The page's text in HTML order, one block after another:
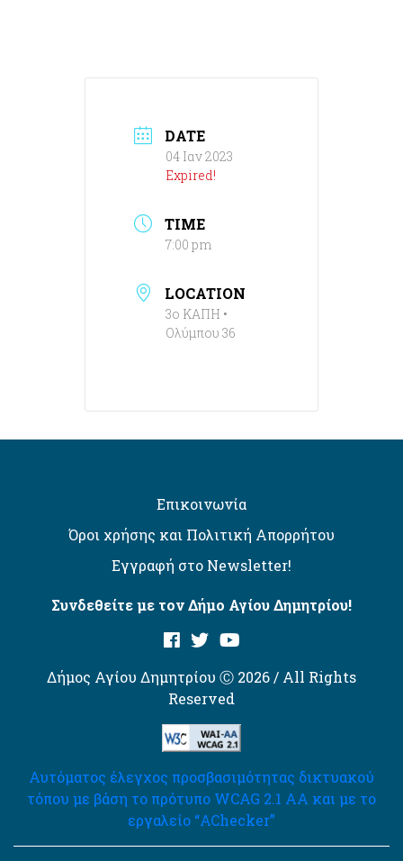
DATE
04 Ιαν 2023
Expired!
TIME
7:00 pm
LOCATION
3ο ΚΑΠΗ •
Ολύμπου 36
Επικοινωνία
Όροι χρήσης και Πολιτική Απορρήτου
Εγγραφή στο Newsletter!
Συνδεθείτε με τον Δήμο Αγίου Δημητρίου!
Δήμος Αγίου Δημητρίου Ⓒ 2026 / All Rights
Reserved
Αυτόματος έλεγχος προσβασιμότητας δικτυακού
τόπου με βάση το πρότυπο WCAG 2.1 AA και με το
εργαλείο “AChecker”